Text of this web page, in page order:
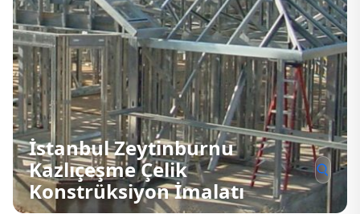
İstanbul Zeytinburnu
Kazlıçeşme Çelik
Konstrüksiyon İmalatı